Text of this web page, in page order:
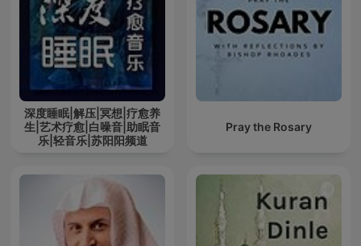
深度睡眠|解压|冥想|疗愈养
生|艺术疗愈|白噪音|助眠音
乐|轻音乐|苏阳阳频道
Pray the Rosary